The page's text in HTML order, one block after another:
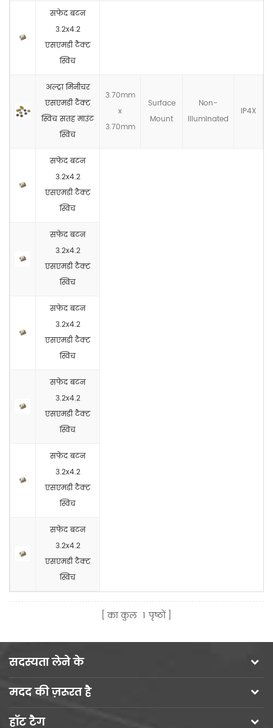
सफेद बटन
3.2x4.2
एसएमडी टैक्ट
स्विच
अल्ट्रा मिनीचर
एसएमडी टैक्ट
स्विच सतह माउंट
स्विच
3.70mm
x
3.70mm
Surface
Mount
Non-
llluminated
IP4X
सफेद बटन
3.2x4.2
एसएमडी टैक्ट
स्विच
सफेद बटन
3.2x4.2
एसएमडी टैक्ट
स्विच
सफेद बटन
3.2x4.2
एसएमडी टैक्ट
स्विच
सफेद बटन
3.2x4.2
एसएमडी टैक्ट
स्विच
सफेद बटन
3.2x4.2
एसएमडी टैक्ट
स्विच
सफेद बटन
3.2x4.2
एसएमडी टैक्ट
स्विच
का कुल 1 पृष्ठों
सदस्यता लेने के
मदद की ज़रूरत है
हॉट टैग